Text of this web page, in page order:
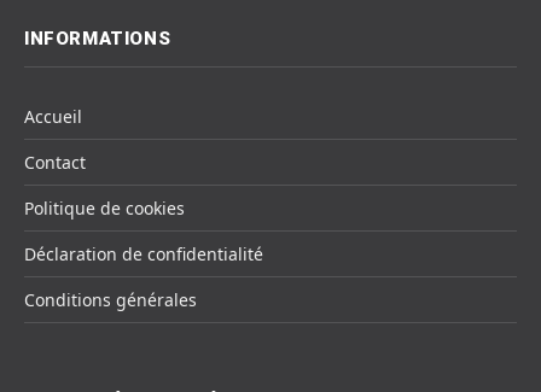
INFORMATIONS
Accueil
Contact
Politique de cookies
Déclaration de confidentialité
Conditions générales